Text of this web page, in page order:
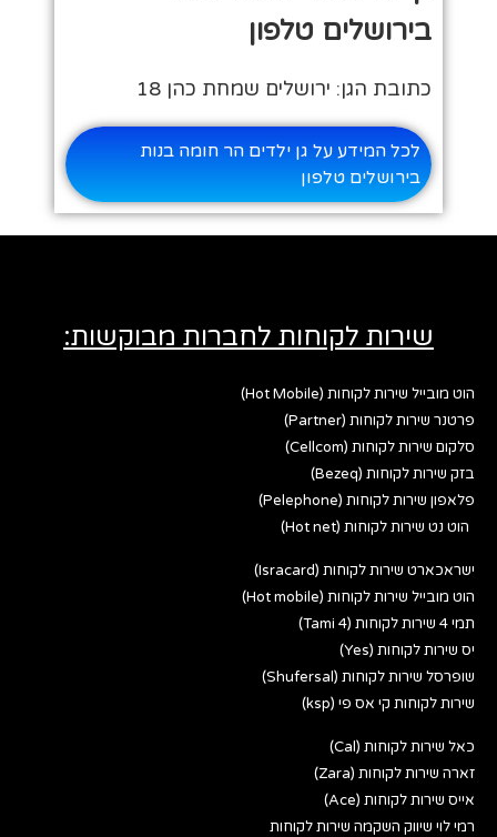
בירושלים טלפון
כתובת הגן: ירושלים שמחת כהן 18
לכל המידע על גן ילדים הר חומה בנות
בירושלים טלפון
שירות לקוחות לחברות מבוקשות:
הוט מובייל שירות לקוחות (Hot Mobile)
פרטנר שירות לקוחות (Partner)
סלקום שירות לקוחות (Cellcom)
בזק שירות לקוחות (Bezeq)
פלאפון שירות לקוחות (Pelephone)
הוט נט שירות לקוחות (Hot net)
ישראכארט שירות לקוחות (Isracard)
הוט מובייל שירות לקוחות (Hot mobile)
תמי 4 שירות לקוחות (Tami 4)
יס שירות לקוחות (Yes)
שופרסל שירות לקוחות (Shufersal)
שירות לקוחות קי אס פי (ksp)
כאל שירות לקוחות (Cal)
זארה שירות לקוחות (Zara)
אייס שירות לקוחות (Ace)
רמי לוי שיווק השקמה שירות לקוחות